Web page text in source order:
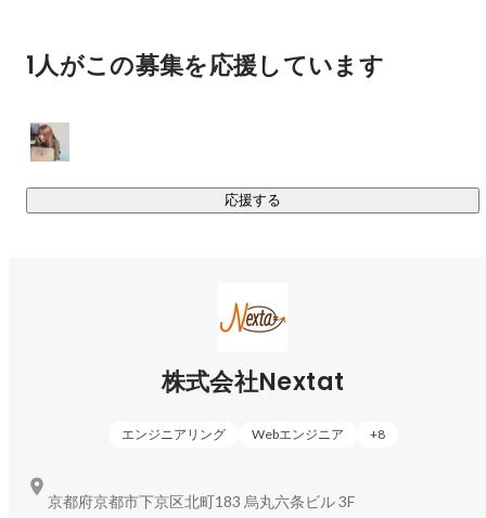
他にも、マッチングサービス・保育園業務システム・ハウス
メーカーの顧客管理システムなど、業界を問わず幅広い経験
1人がこの募集を応援しています
応援する
株式会社Nextat
エンジニアリング Webエンジニア +8
京都府京都市下京区北町183 烏丸六条ビル 3F